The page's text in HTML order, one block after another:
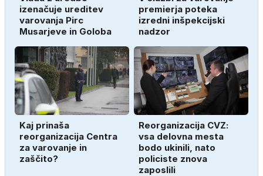
izenačuje ureditev
varovanja Pirc
Musarjeve in Goloba
premierja poteka
izredni inšpekcijski
nadzor
Kaj prinaša
reorganizacija Centra
za varovanje in
zaščito?
Reorganizacija CVZ:
vsa delovna mesta
bodo ukinili, nato
policiste znova
zaposlili